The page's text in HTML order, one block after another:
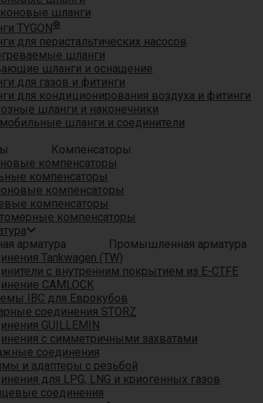
шланги
TYGON®
для перистальтических насосов
шланги
шланги и оснащение
для газов и фитинги
для кондиционирования воздуха и фитинги
шланги и наконечники
шланги и соединители
Компенсаторы
компенсаторы
компенсаторы
компенсаторы
компенсаторы
компенсаторы
Промышленная арматура
Tankwagen (TW)
с внутренним покрытием из E-CTFE
CAMLOCK
IBC для Еврокубов
соединения STORZ
GUILLEMIN
с симметричными захватами
соединения
и адаптеры с резьбой
для LPG, LNG и криогенных газов
соединения